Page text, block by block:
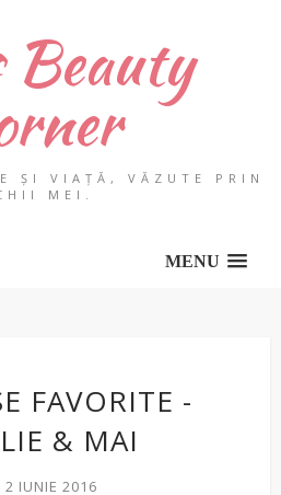
Beauty
ȘI VIAȚĂ, VĂZUTE PRIN
MEI.
MENU
FAVORITE -
& MAI
2 IUNIE 2016